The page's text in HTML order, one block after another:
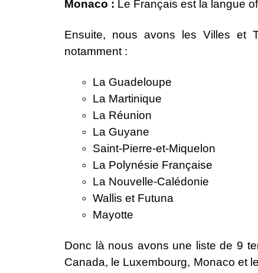
Monaco : Le Français est la langue
Ensuite, nous avons les Villes et
notamment :
La Guadeloupe
La Martinique
La Réunion
La Guyane
Saint-Pierre-et-Miquelon
La Polynésie Française
La Nouvelle-Calédonie
Wallis et Futuna
Mayotte
Donc là nous avons une liste de 9
Canada, le Luxembourg, Monaco et